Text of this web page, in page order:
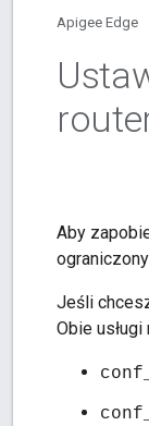
Apigee Edge
Aby
Jeśli
Obie